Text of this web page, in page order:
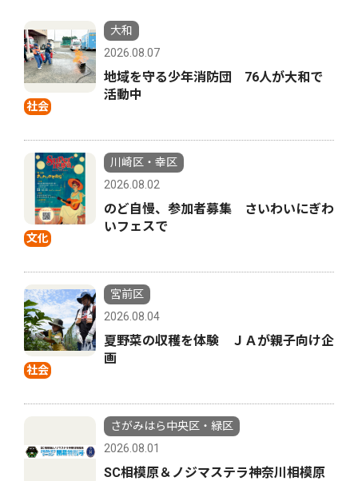
社会
大和
2026.08.07
地域を守る少年消防団 76人が大和で
活動中
文化
川崎区・幸区
2026.08.02
のど自慢、参加者募集 さいわいにぎわ
いフェスで
社会
宮前区
2026.08.04
夏野菜の収穫を体験 ＪＡが親子向け企
画
さがみはら中央区・緑区
2026.08.01
SC相模原＆ノジマステラ神奈川相模原